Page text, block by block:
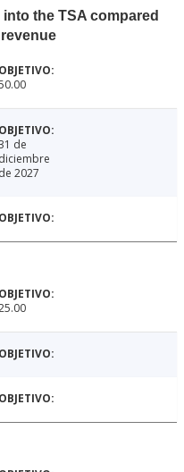
the TSA compared
de
diciembre
de 2027